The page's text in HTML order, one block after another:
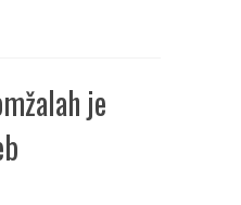
je